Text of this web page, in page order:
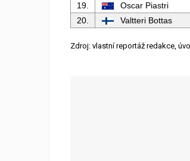
19.
Oscar Piastri
20.
Valtteri Bottas
Zdroj: vlastní reportáž redakce,